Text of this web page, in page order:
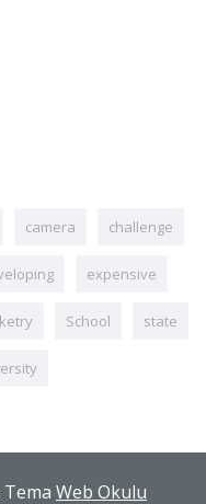
camera challenge
expensive
School state
Web Okulu